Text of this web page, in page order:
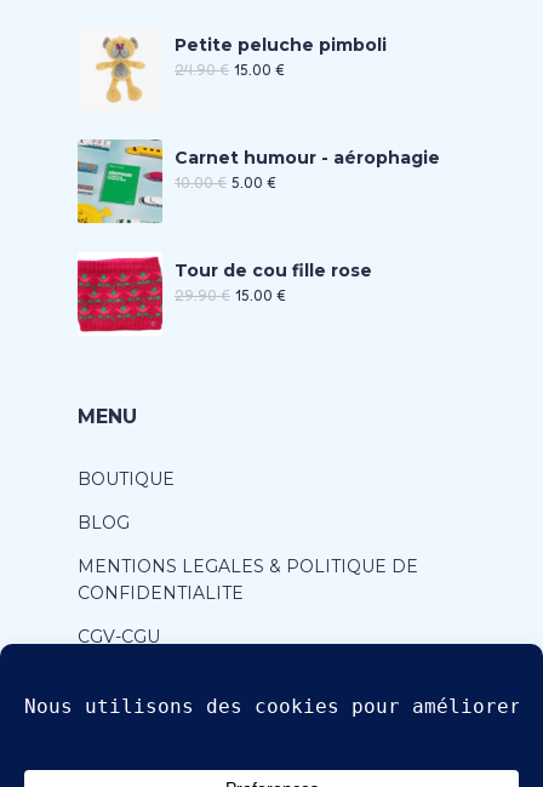
Petite peluche pimboli
24.90€ 15.00 €
Carnet humour - aérophagie
10.00€ 5.00 €
Tour de cou fille rose
29.90€ 15.00 €
MENU
BOUTIQUE
BLOG
MENTIONS LEGALES & POLITIQUE DE
CONFIDENTIALITE
CGV-CGU